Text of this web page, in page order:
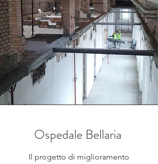
Ospedale Bellaria
Il progetto di miglioramento